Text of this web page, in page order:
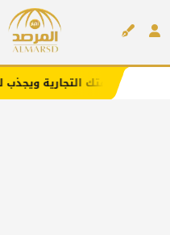
ويجذب لك مزيدًا من